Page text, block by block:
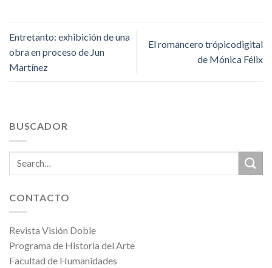
Entretanto: exhibición de una
obra en proceso de Jun
Martínez
El romancero trópicodigital
de Mónica Félix
BUSCADOR
CONTACTO
Revista Visión Doble
Programa de Historia del Arte
Facultad de Humanidades